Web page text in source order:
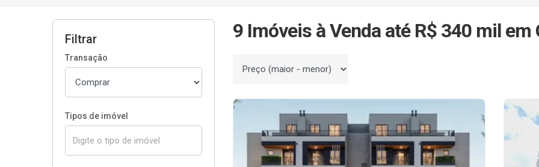
Filtrar
Transação
Tipos de imóvel
9 Imóveis à Venda até R$ 340 mil em
Ordenar por